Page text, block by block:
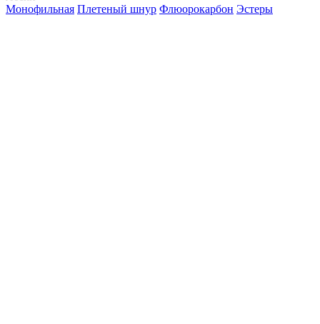
Монофильная Плетеный шнур Флюорокарбон Эстеры